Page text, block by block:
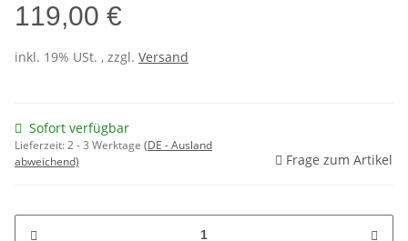
119,00 €
inkl. 19% USt. , zzgl. Versand
Sofort verfügbar
Lieferzeit:2 - 3 Werktage (DE - Ausland
abweichend)
Frage zum Artikel